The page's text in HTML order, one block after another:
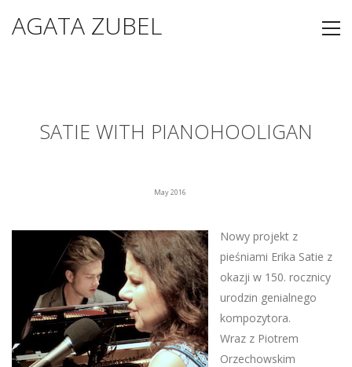
AGATA ZUBEL
SATIE WITH PIANOHOOLIGAN
May 2016
Nowy projekt z
pieśniami Erika Satie z
okazji w 150. rocznicy
urodzin genialnego
kompozytora.
Wraz z Piotrem
Orzechowskim